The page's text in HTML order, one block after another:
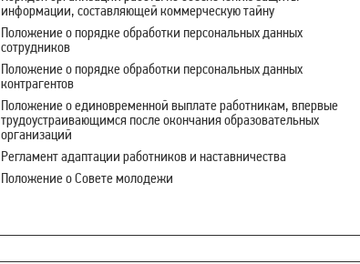
информации, составляющей коммерческую тайну
Положение о порядке обработки персональных данных
сотрудников
Положение о порядке обработки персональных данных
контрагентов
Положение о единовременной выплате работникам, впервые
трудоустраивающимся после окончания образовательных
организаций
Регламент адаптации работников и наставничества
Положение о Совете молодежи